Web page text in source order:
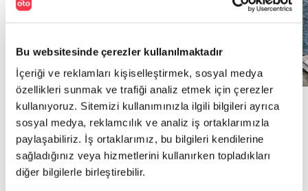
Bu websitesinde çerezler kullanılmaktadır
İçeriği ve reklamları kişiselleştirmek, sosyal medya
özellikleri sunmak ve trafiği analiz etmek için çerezler
kullanıyoruz. Sitemizi kullanımınızla ilgili bilgileri ayrıca
sosyal medya, reklamcılık ve analiz iş ortaklarımızla
paylaşabiliriz. İş ortaklarımız, bu bilgileri kendilerine
sağladığınız veya hizmetlerini kullanırken topladıkları
diğer bilgilerle birleştirebilir.
Git
"otoplus’ın
artısına
güvendim"
Git
"Aracımı
beklemeden
satmak
için
Git
"Hayalimdeki
araca
otoplus’la
kavuştum"
Git
" Aracımı
gönül
rahatlığıyla
otoplus’a
Hikayeye
Git
"otoplus’tan
araç
alırken
hiçbir
Git
"otoplus’ta
araç
satış
süreci
Git
"otoplus
garantisiyle
içim
Hikayeye
Git
"otoplus’ta
aracımı
sattıktan
Hikayeye
Git
"Aracımı
değerinde
sattım"